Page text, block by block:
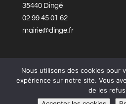
35440 Dingé
02 99 45 01 62
mairie@dinge.fr
Réalisation © Mairie de Dingé,
Nous utilisons des cookies pour
expérience sur notre site. Vous
de les